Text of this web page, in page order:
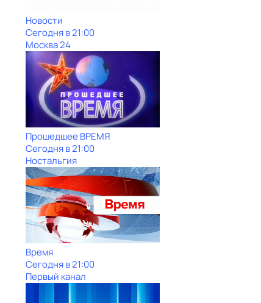
Новости
Сегодня в 21:00
Москва 24
Прошедшее ВРЕМЯ
Сегодня в 21:00
Ностальгия
Время
Сегодня в 21:00
Первый канал